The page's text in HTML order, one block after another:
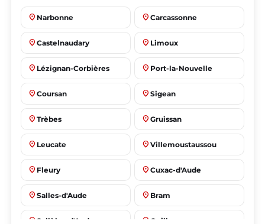
place Narbonne place Carcassonne
place Castelnaudary place Limoux
place Lézignan-Corbières place Port-la-Nouvelle
place Coursan place Sigean
place Trèbes place Gruissan
place Leucate place Villemoustaussou
place Fleury place Cuxac-d'Aude
place Salles-d'Aude place Bram
place Sallèles-d'Aude place Quillan